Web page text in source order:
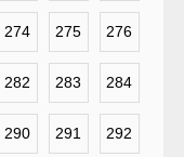
274 275 276
282 283 284
290 291 292